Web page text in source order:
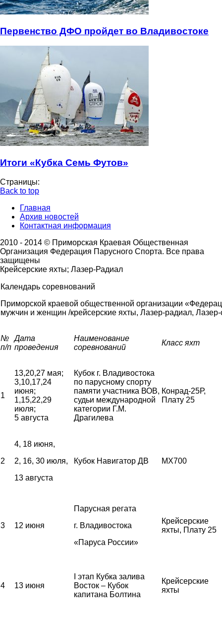
Первенство ДФО пройдет во Владивостоке
Итоги «Кубка Семь Футов»
Страницы:
Back to top
Главная
Архив новостей
Контактная информация
2010 - 2014 © Приморская Краевая Общественная
Организация Федерация Парусного Спорта. Все права
защищены
Крейсерские яхты; Лазер-Радиал
Календарь соревнований
Приморской краевой общественной организации
мужчин и женщин /крейсерские яхты, Лазер-радиал, Лазер-
№
п/п
Дата
проведения
Наименование
соревнований
Класс яхт
1
13,20,27 мая;
3,10,17,24
июня;
1,15,22,29
июля;
5 августа
Кубок г. Владивостока
по парусному спорту
памяти участника ВОВ,
судьи международной
категории Г.М.
Драгилева
Конрад-25Р,
Плату 25
2
4, 18 июня,
2, 16, 30 июля,
13 августа
Кубок Навигатор ДВ MX700
3 12 июня
Парусная регата
г. Владивостока
«Паруса России»
Крейсерские
яхты, Плату 25
4 13 июня
I этап Кубка залива
Восток – Кубок
капитана Болтина
Крейсерские
яхты